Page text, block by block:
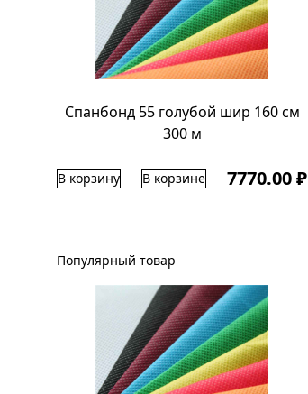
Спанбонд 55 голубой шир 160 см
300 м
В корзину В корзине 7770.00 ₽
Популярный товар